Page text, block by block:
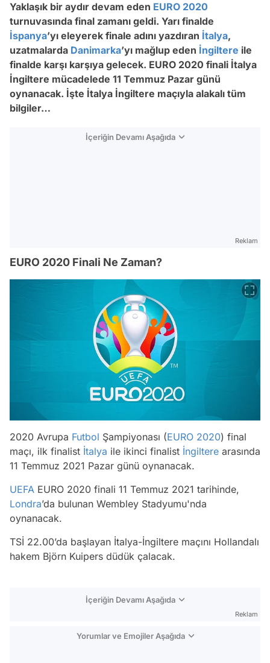
Yaklaşık bir aydır devam eden EURO 2020
turnuvasında final zamanı geldi. Yarı finalde
İspanya’yı eleyerek finale adını yazdıran İtalya,
uzatmalarda Danimarka’yı mağlup eden İngiltere ile
finalde karşı karşıya gelecek. EURO 2020 finali İtalya
İngiltere mücadelede 11 Temmuz Pazar günü
oynanacak. İşte İtalya İngiltere maçıyla alakalı tüm
bilgiler…
İçeriğin Devamı Aşağıda
Reklam
EURO 2020 Finali Ne Zaman?
2020 Avrupa Futbol Şampiyonası (EURO 2020) final
maçı, ilk finalist İtalya ile ikinci finalist İngiltere arasında
11 Temmuz 2021 Pazar günü oynanacak.
UEFA EURO 2020 finali 11 Temmuz 2021 tarihinde,
Londra’da bulunan Wembley Stadyumu'nda
oynanacak.
TSİ 22.00’da başlayan İtalya-İngiltere maçını Hollandalı
hakem Björn Kuipers düdük çalacak.
İçeriğin Devamı Aşağıda
Reklam
Yorumlar ve Emojiler Aşağıda